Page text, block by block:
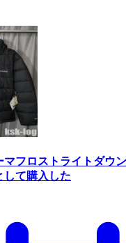
マフロストライトダウ
して購入した